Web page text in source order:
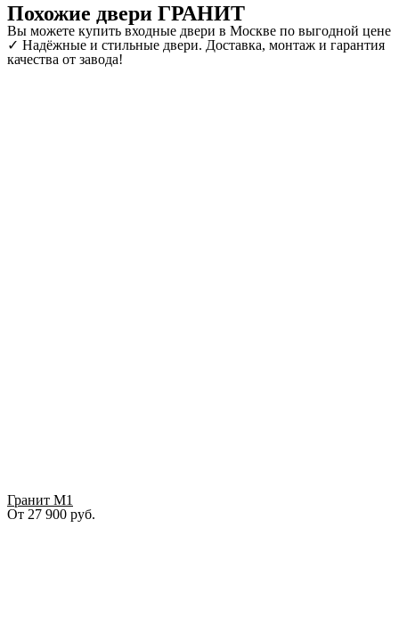
Похожие двери ГРАНИТ
Вы можете купить входные двери в Москве по выгодной цене
✓ Надёжные и стильные двери. Доставка, монтаж и гарантия
качества от завода!
Гранит М1
От 27 900 руб.